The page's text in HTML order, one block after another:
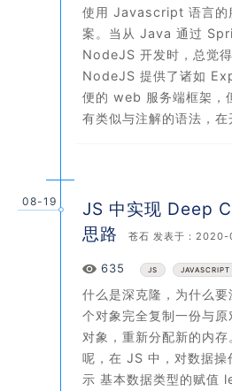
使用 Javascript 语言的
案。当从 Java 通过
NodeJS 开发时，总觉
NodeJS 提供了诸如
便的 web 服务端框架
有类似与注解的语法，
08-19
JS 中实现 Deep
思路
苍石 发表于：
635 Views
JS JAVASCRIPT
什么是深克隆，为什么
个对象完全复制一份与
对象，重新分配新的内
呢，在 JS 中，对数据操
示 基本数据类型的赋